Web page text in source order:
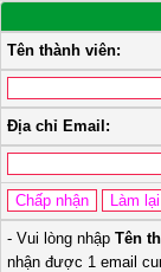
Tên thành viên:
Địa chỉ Email:
- Vui lòng nhập Tên
nhận được 1 email